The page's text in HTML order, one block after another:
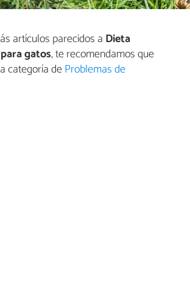
artículos parecidos a Dieta
gatos, te recomendamos que
categoría deProblemas de